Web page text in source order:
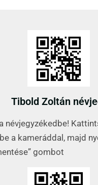
Tibold Zoltán
névjegyzékedbe!
a kameráddal, majd
gombot